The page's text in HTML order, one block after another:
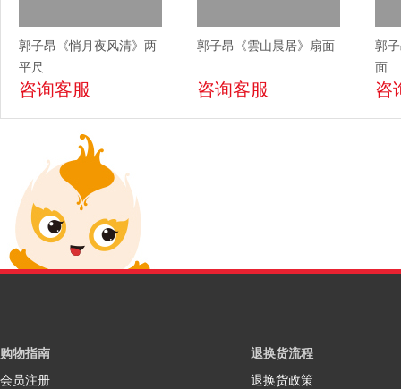
郭子昂《悄月夜风清》两
平尺
咨询客服
郭子昂《雲山晨居》扇面
咨询客服
郭
面
咨
购物指南
会员注册
退换货流程
退换货政策